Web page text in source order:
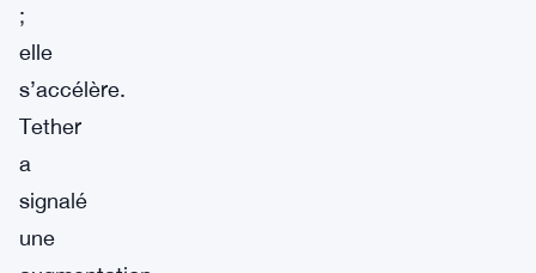
;
elle
s’accélère.
Tether
a
signalé
une